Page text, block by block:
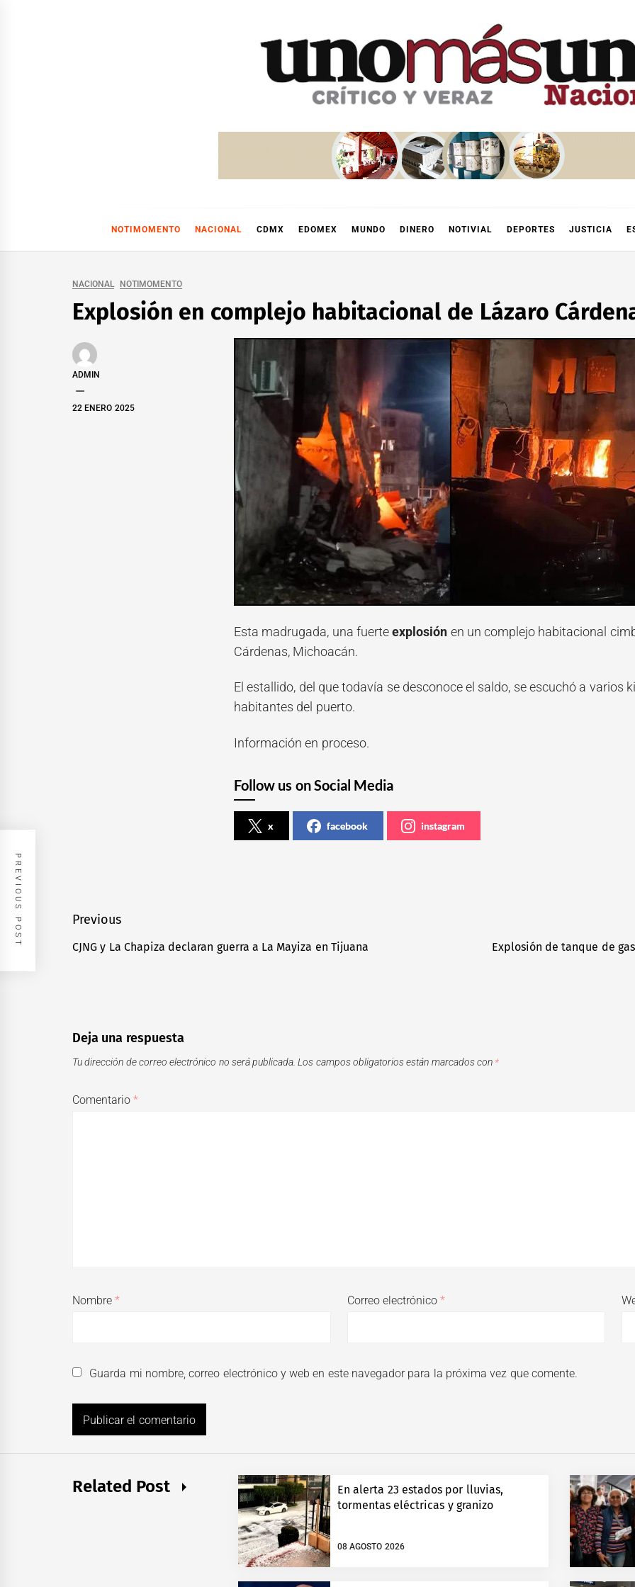
NOTIMOMENTO NACIONAL CDMX EDOMEX MUNDO DINERO NOTIVIAL DEPORTES JUSTICIA
NACIONAL NOTIMOMENTO
Explosión en complejo habitacional de Lázaro
ADMIN
22 ENERO 2025
Esta madrugada, una fuerteexplosión en un complejo habitacional
Cárdenas, Michoacán.
El estallido, del que todavía se desconoce el saldo, se escuchó a varios
habitantes del puerto.
Información en proceso.
Follow us on Social Media
x facebook instagram
Navegación
de
Previous
Previous
CJNG y La Chapiza declaran guerra a La Mayiza en Tijuana Explosión de tanque de
PREVIOUS POST
Deja una respuesta
Tu dirección de correo electrónico no será publicada. Los campos obligatorios están marcados con *
Comentario*
Nombre* Correo electrónico*
Guarda mi nombre, correo electrónico y web en este navegador para la próxima vez que comente.
Related Post
En alerta 23 estados por lluvias,
tormentas eléctricas y granizo
08 AGOSTO 2026